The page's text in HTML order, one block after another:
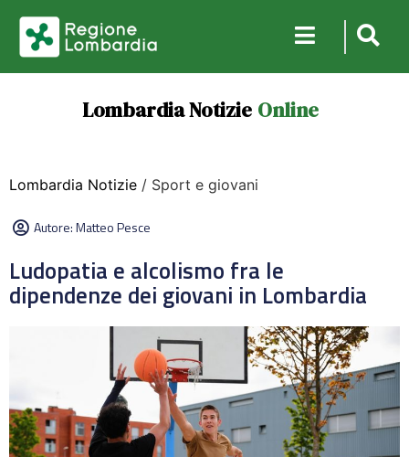
Lombardia Notizie Online
Lombardia Notizie / Sport e giovani
Autore:Matteo Pesce
Ludopatia e alcolismo fra le
dipendenze dei giovani in Lombardia